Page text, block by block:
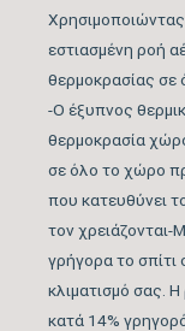
Χρησιμοποιώντας
εστιασμένη ροή
θερμοκρασίας σε
-Ο έξυπνος
θερμοκρασία
σε όλο το χώρο
που κατευθύνει
τον χρειάζονται-
γρήγορα το σπίτι
κλιματισμό σας.
κατά 14%
Φίλτρα
Αέρα
Μονάδας
Λειτουργία
Μέγιστος
Παροχής Αέρα